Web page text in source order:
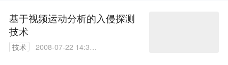
基于视频运动分析的入侵探测
技术
技术
2008-07-22 14:38: